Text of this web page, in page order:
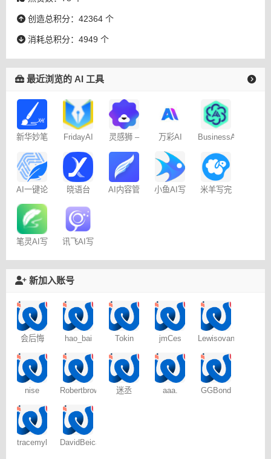
创造总积分：42364 个
消耗总积分：4949 个
最近浏览的 AI 工具
新华妙笔
FridayAI
灵感狮 –
作
万彩AI BusinessAI
AI一键论
AIPaperPass
晓语台
AI内容管
小鱼AI写
米羊写完
笔灵AI写
讯飞AI写
新加入账号
会后悔 hao_bai Tokin jmCes Lewisovant
nise Robertbrows 迷丞 aaa. GGBond
tracemyl DavidBeica